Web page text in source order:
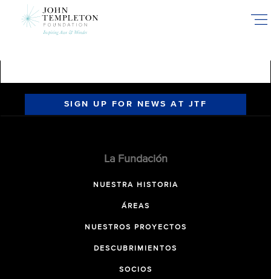
SIGN UP FOR NEWS AT JTF
La Fundación
NUESTRA HISTORIA
ÁREAS
NUESTROS PROYECTOS
DESCUBRIMIENTOS
SOCIOS